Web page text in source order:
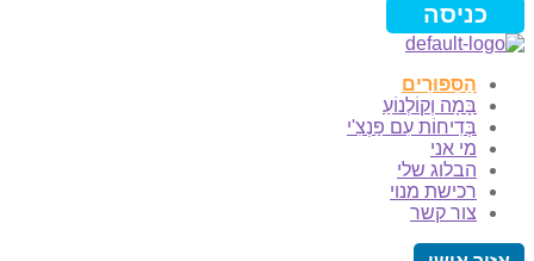
כניסה
הַסִּפּוּרִים
בָּמָה וְקוֹלְנוֹעַ
בְּדִיחוֹת עִם פַּנְצִ'י
מי אני
הבלוג שלי
רכישת מנוי
צור קשר